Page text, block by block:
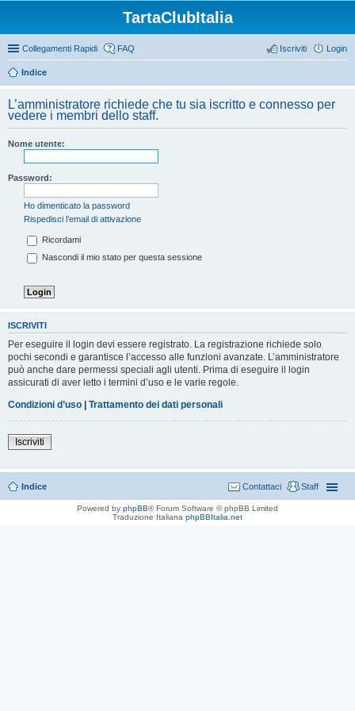
TartaClubItalia
Collegamenti Rapidi FAQ Login
Iscriviti
Indice
L’amministratore richiede che tu sia iscritto e connesso per
vedere i membri dello staff.
Nome utente:
Password:
Ho dimenticato la password
Rispedisci l’email di attivazione
Ricordami
Nascondi il mio stato per questa sessione
ISCRIVITI
Per eseguire il login devi essere registrato. La registrazione richiede solo
pochi secondi e garantisce l’accesso alle funzioni avanzate. L’amministratore
può anche dare permessi speciali agli utenti. Prima di eseguire il login
assicurati di aver letto i termini d’uso e le varie regole.
Condizioni d’uso | Trattamento dei dati personali
Iscriviti
Indice Staff
Contattaci
Powered by phpBB® Forum Software © phpBB Limited
Traduzione Italiana phpBBItalia.net